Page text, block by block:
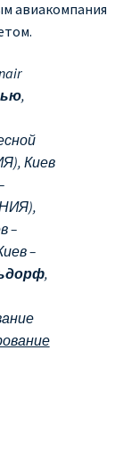
авиакомпания
,
Киев
–
–
,